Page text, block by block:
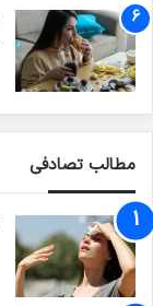
مطالب تصادفی